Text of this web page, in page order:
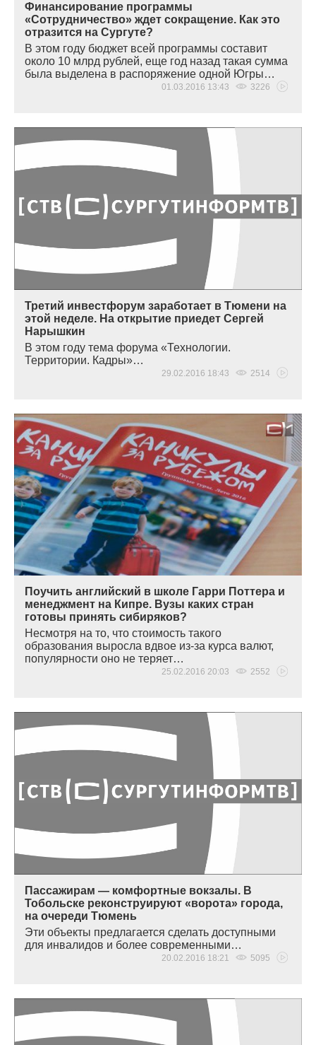
Финансирование программы
«Сотрудничество» ждет сокращение. Как это
отразится на Сургуте?
В этом году бюджет всей программы составит
около 10 млрд рублей, еще год назад такая сумма
была выделена в распоряжение одной Югры…
01.03.2016 13:43 3226
Третий инвестфорум заработает в Тюмени на
этой неделе. На открытие приедет Сергей
Нарышкин
В этом году тема форума «Технологии.
Территории. Кадры»…
29.02.2016 18:43 2514
Поучить английский в школе Гарри Поттера и
менеджмент на Кипре. Вузы каких стран
готовы принять сибиряков?
Несмотря на то, что стоимость такого
образования выросла вдвое из-за курса валют,
популярности оно не теряет…
25.02.2016 20:03 2552
Пассажирам — комфортные вокзалы. В
Тобольске реконструируют «ворота» города,
на очереди Тюмень
Эти объекты предлагается сделать доступными
для инвалидов и более современными…
20.02.2016 18:21 5095